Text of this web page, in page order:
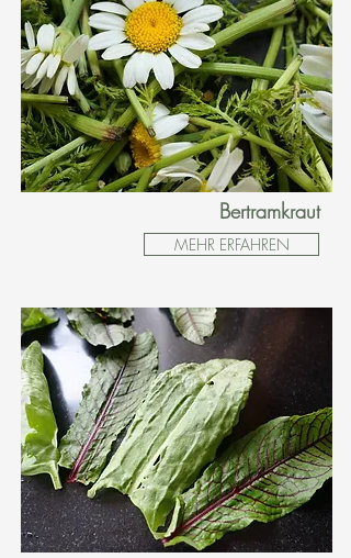
Bertramkraut
MEHR ERFAHREN